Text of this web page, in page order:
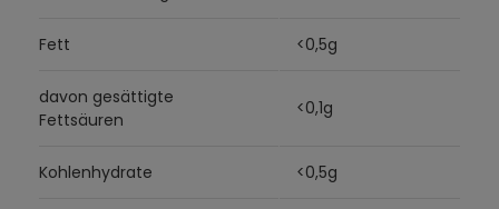
Fett <0,5g
davon gesättigte
Fettsäuren
<0,1g
Kohlenhydrate <0,5g